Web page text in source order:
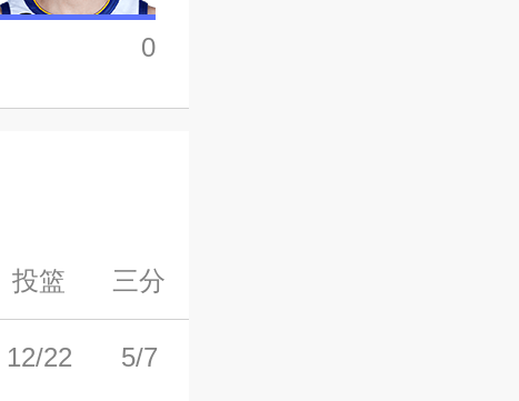
0
投篮
12/22
三分
5/7